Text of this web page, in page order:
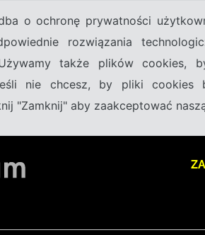
o ochronę prywatności
rozwiązania
także plików cookies,
nie chcesz, by pliki cookies
"Zamknij" aby zaakceptować